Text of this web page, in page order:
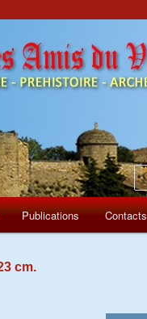
Publications Contacts
cm.